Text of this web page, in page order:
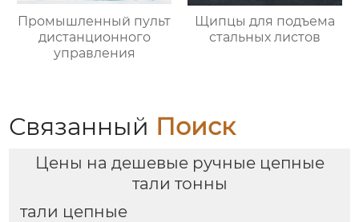
Промышленный пульт
дистанционного
управления
Щипцы для подъема
стальных листов
Связанный Поиск
Цены на дешевые ручные цепные
тали тонны
тали цепные